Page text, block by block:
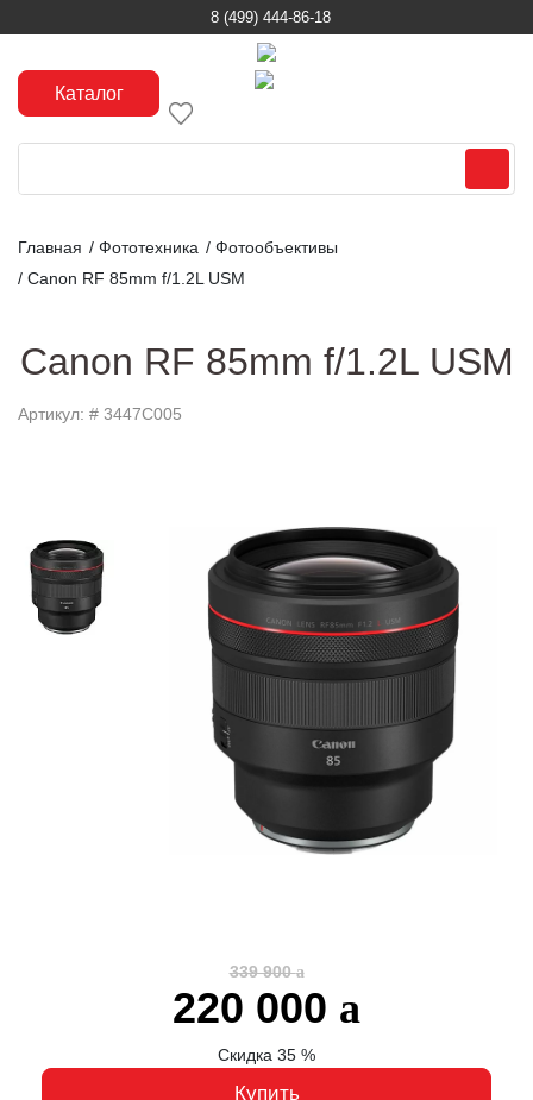
8 (499) 444-86-18
Каталог
Главная / Фототехника / Фотообъективы
/ Canon RF 85mm f/1.2L USM
Canon RF 85mm f/1.2L USM
Артикул: # 3447C005
339 900
220 000
Скидка 35 %
Купить